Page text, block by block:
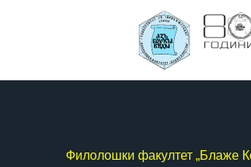
Филолошки факултет „Блаже